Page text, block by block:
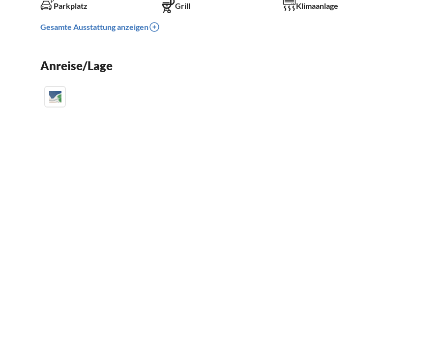
Parkplatz Grill Klimaanlage
Gesamte Ausstattung anzeigen
Anreise/Lage